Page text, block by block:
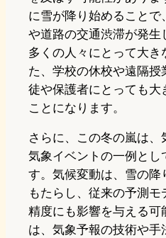
に雪が降り始めることで
や道路の交通渋滞が発生
多くの人々にとって大き
た、学校の休校や遠隔授
徒や保護者にとっても大
ことになります。
さらに、この冬の嵐は
気象イベントの一例とし
す。気候変動は、雪の降
もたらし、従来の予測
精度にも影響を与える
は、気象予報の技術や手